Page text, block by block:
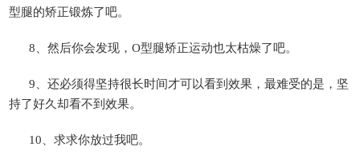
型腿的矫正锻炼了吧。
8、然后你会发现，O型腿矫正运动也太枯燥了吧。
9、还必须得坚持很长时间才可以看到效果，最难受的是，坚
持了好久却看不到效果。
10、求求你放过我吧。